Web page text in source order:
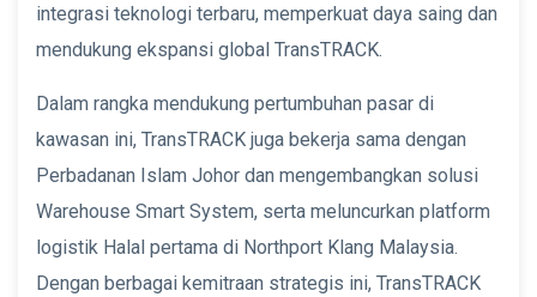
integrasi teknologi terbaru, memperkuat daya saing dan
mendukung ekspansi global TransTRACK.
Dalam rangka mendukung pertumbuhan pasar di
kawasan ini, TransTRACK juga bekerja sama dengan
Perbadanan Islam Johor dan mengembangkan solusi
Warehouse Smart System, serta meluncurkan platform
logistik Halal pertama di Northport Klang Malaysia.
Dengan berbagai kemitraan strategis ini, TransTRACK